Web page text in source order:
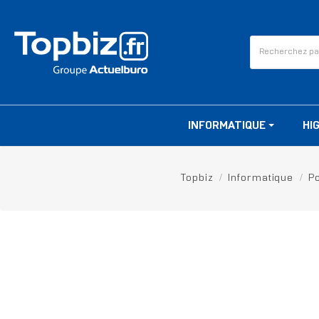
INFORMATIQUE
Topbiz Informatique